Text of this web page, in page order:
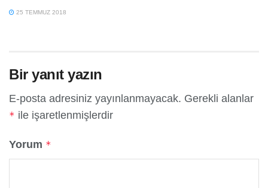
25 TEMMUZ 2018
Bir yanıt yazın
E-posta adresiniz yayınlanmayacak. Gerekli alanlar
* ile işaretlenmişlerdir
Yorum *